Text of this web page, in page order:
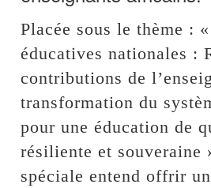
Placée sous le thème :
éducatives nationales :
contributions de
transformation du
pour une éducation de
résiliente et souveraine
spéciale entend offrir